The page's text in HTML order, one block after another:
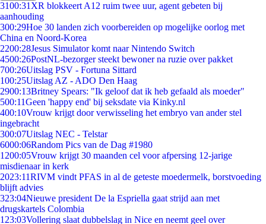
3100:31 XR blokkeert A12 ruim twee uur, agent gebeten bij
aanhouding
300:29Hoe 30 landen zich voorbereiden op mogelijke oorlog met
China en Noord-Korea
2200:28Jesus Simulator komt naar Nintendo Switch
4500:26PostNL-bezorger steekt bewoner na ruzie over pakket
700:26Uitslag PSV - Fortuna Sittard
100:25Uitslag AZ - ADO Den Haag
2900:13Britney Spears: "Ik geloof dat ik heb gefaald als moeder"
500:11Geen 'happy end' bij seksdate via Kinky.nl
400:10Vrouw krijgt door verwisseling het embryo van ander stel
ingebracht
300:07Uitslag NEC - Telstar
6000:06Random Pics van de Dag #1980
1200:05Vrouw krijgt 30 maanden cel voor afpersing 12-jarige
misdienaar in kerk
2023:11RIVM vindt PFAS in al de geteste moedermelk, borstvoeding
blijft advies
323:04Nieuwe president De la Espriella gaat strijd aan met
drugskartels Colombia
1 23:03Vollering slaat dubbelslag in Nice en neemt geel over